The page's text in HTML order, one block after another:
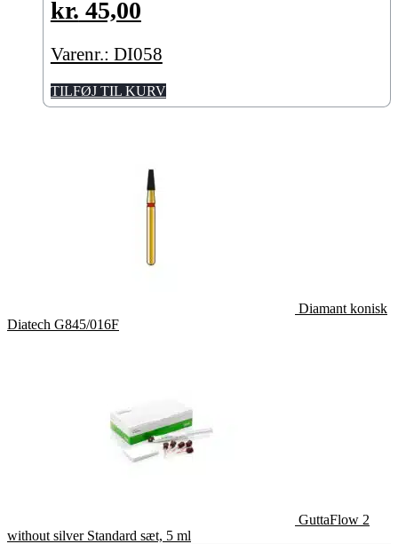
kr. 45,00
Varenr.: DI058
TILFØJ TIL KURV
Diamant konisk
Diatech G845/016F
GuttaFlow 2
without silver Standard sæt, 5 ml